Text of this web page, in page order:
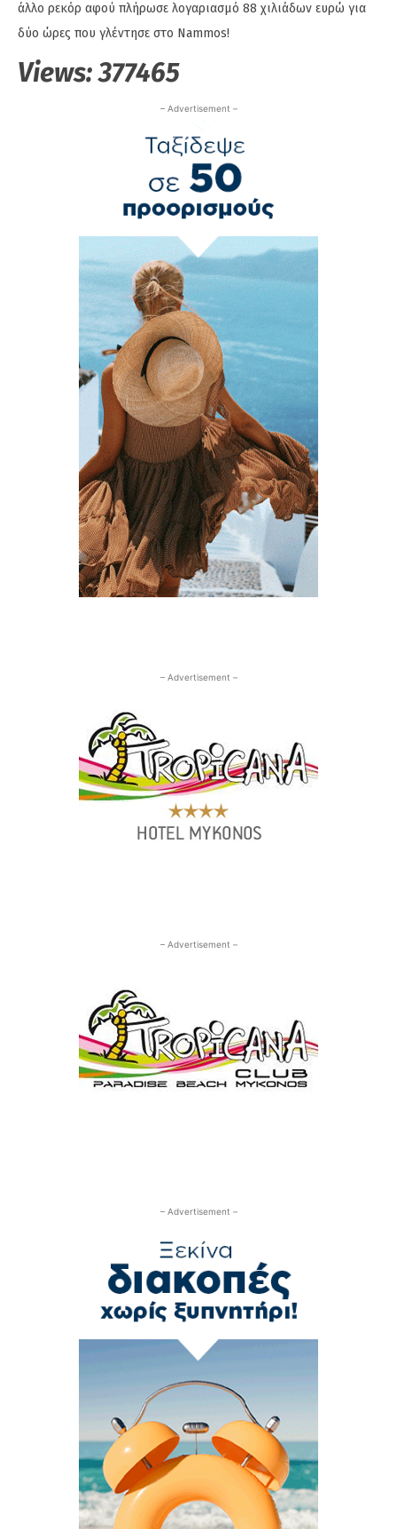
άλλο ρεκόρ αφού πλήρωσε λογαριασμό 88 χιλιάδων ευρώ για
δύο ώρες που γλέντησε στο Nammos!
Views:377465
– Advertisement –
– Advertisement –
– Advertisement –
– Advertisement –